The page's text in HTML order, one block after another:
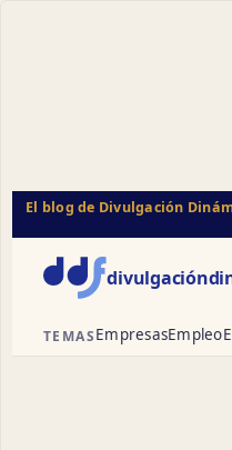
El blog de Divulgación
divulgación
TEMASEmpresasEmpleo